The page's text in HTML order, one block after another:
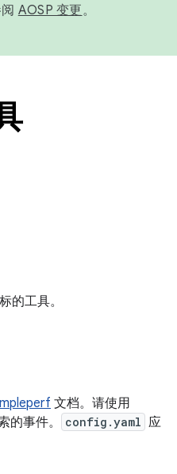
AOSP 变更。
的工具。
文档。请使用
的事件。 config.yaml 应